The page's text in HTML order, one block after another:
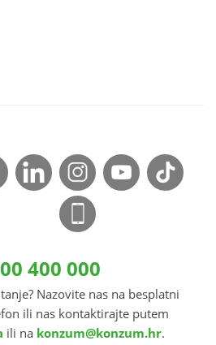
400 000
Nazovite nas na besplatni
ili nas kontaktirajte putem
ili na konzum@konzum.hr.